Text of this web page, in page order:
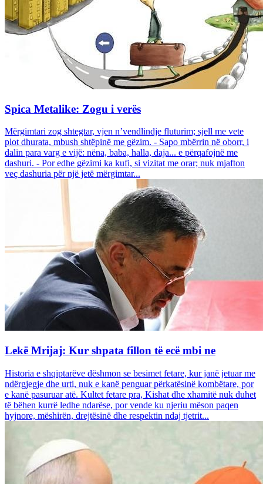
Spica Metalike: Zogu i verës
Mërgimtari zog shtegtar, vjen n’vendlindje fluturim; sjell me vete
plot dhurata, mbush shtëpinë me gëzim. - Sapo mbërrin në oborr, i
dalin para varg e vijë: nëna, baba, halla, daja... e përqafojnë me
dashuri. - Por edhe gëzimi ka kufi, si vizitat me orar; nuk mjafton
veç dashuria për një jetë mërgimtar...
Lekë Mrijaj: Kur shpata fillon të ecë mbi ne
Historia e shqiptarëve dëshmon se besimet fetare, kur janë jetuar me
ndërgjegje dhe urti, nuk e kanë penguar përkatësinë kombëtare, por
e kanë pasuruar atë. Kultet fetare pra, Kishat dhe xhamitë nuk duhet
të bëhen kurrë ledhe ndarëse, por vende ku njeriu mëson paqen
hyjnore, mëshirën, drejtësinë dhe respektin ndaj tjetrit...